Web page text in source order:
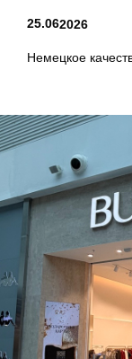
25.062026
Немецкое